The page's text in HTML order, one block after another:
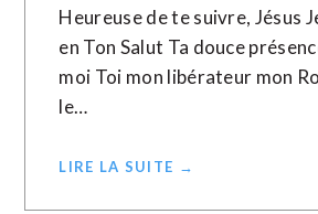
Heureuse de te suivre, Jésus
en Ton Salut Ta douce
moi Toi mon libérateur mon
le…
LIRE LA SUITE →